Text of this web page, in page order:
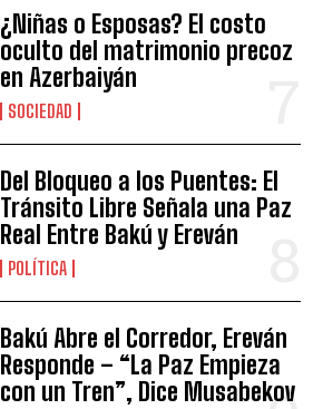
¿Niñas o Esposas? El costo
oculto del matrimonio precoz
en Azerbaiyán
SOCIEDAD
Del Bloqueo a los Puentes: El
Tránsito Libre Señala una Paz
Real Entre Bakú y Ereván
POLÍTICA
Bakú Abre el Corredor, Ereván
Responde – “La Paz Empieza
con un Tren”, Dice Musabekov